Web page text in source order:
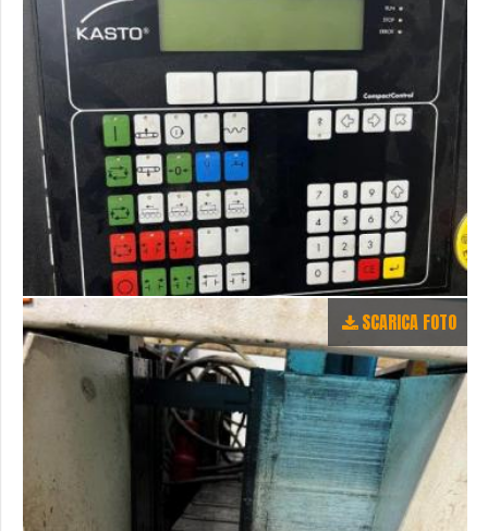
SCARICA FOTO